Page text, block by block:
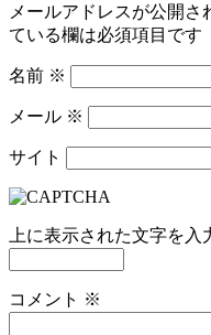
メールアドレスが公開さ
ている欄は必須項目です
名前 ※
メール ※
サイト
上に表示された文字を入
コメント ※